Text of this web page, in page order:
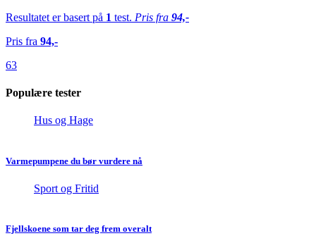
Resultatet er basert på 1 test. Pris fra 94,-
Pris fra 94,-
63
Populære tester
Hus og Hage
Varmepumpene du bør vurdere nå
Sport og Fritid
Fjellskoene som tar deg frem overalt